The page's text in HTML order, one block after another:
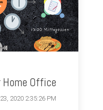
Office
2020 2:35:26 PM